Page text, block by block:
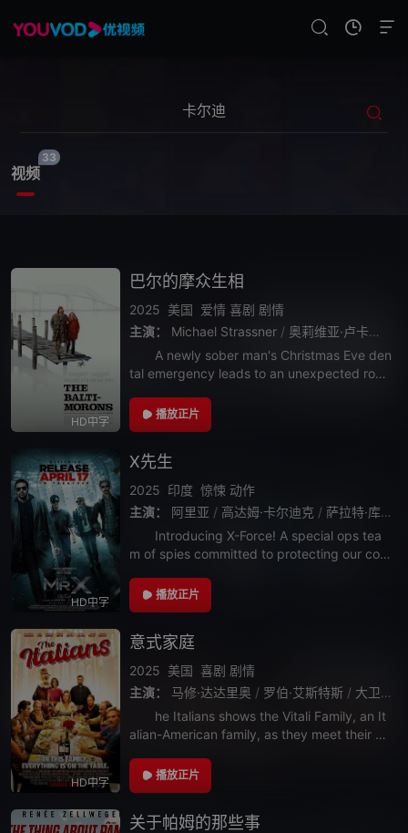
视频
33
HD中字
巴尔的摩众生相
2025 美国 爱情 喜剧 剧情
主演：
Michael Strassner / 奥莉维亚·卢卡尔迪
A newly sober man's Christmas Eve den
tal emergency leads to an unexpected rom
播放正片
HD中字
X先生
2025 印度 惊悚 动作
主演：
阿里亚 / 高达姆·卡尔迪克 / 萨拉特·库马尔
Introducing X-Force! A special ops tea
m of spies committed to protecting our cou
播放正片
HD中字
意式家庭
2025 美国 喜剧 剧情
主演：
马修·达达里奥 / 罗伯·艾斯特斯 / 大卫·德路易斯
he Italians shows the Vitali Family, an It
alian-American family, as they meet their so
播放正片
关于帕姆的那些事